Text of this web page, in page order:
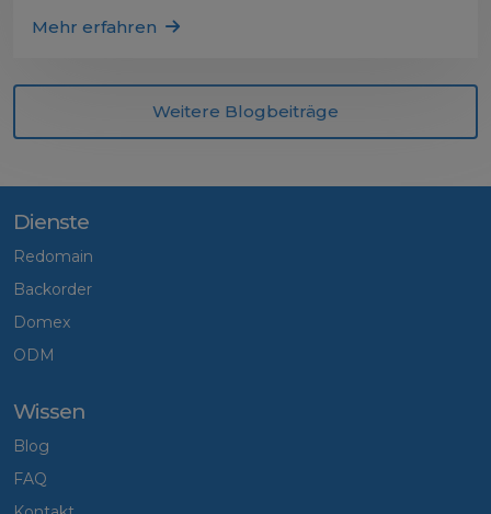
Mehr erfahren
Weitere Blogbeiträge
Dienste
Redomain
Backorder
Domex
ODM
Wissen
Blog
FAQ